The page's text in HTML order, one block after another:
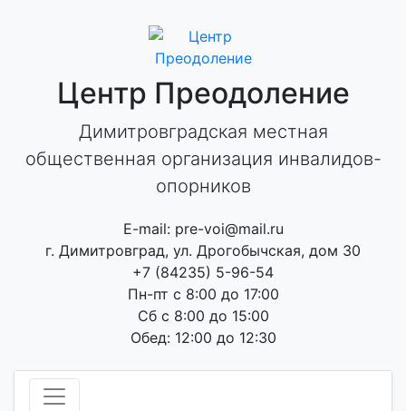
Центр Преодоление
Димитровградская местная
общественная организация инвалидов-
опорников
E-mail: pre-voi@mail.ru
г. Димитровград, ул. Дрогобычская, дом 30
+7 (84235) 5-96-54
Пн-пт с 8:00 до 17:00
Сб с 8:00 до 15:00
Обед: 12:00 до 12:30